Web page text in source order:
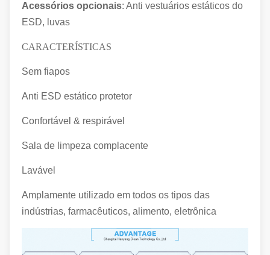
Acessórios opcionais: Anti vestuários estáticos do
ESD, luvas
CARACTERÍSTICAS
Sem fiapos
Anti ESD estático protetor
Confortável & respirável
Sala de limpeza complacente
Lavável
Amplamente utilizado em todos os tipos das
indústrias, farmacêuticos, alimento, eletrônica